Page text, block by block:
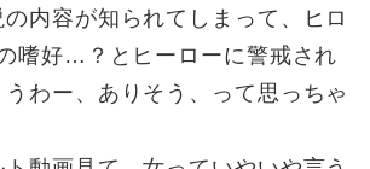
内容が知られてしまって、ヒロ
嗜好…？とヒーローに警戒され
わー、ありそう、って思っちゃ